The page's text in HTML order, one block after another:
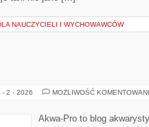
NAUCZYCIELI I WYCHOWAWCÓW
- 2 - 2026 MOŻLIWOŚĆ
Akwa-Pro to blog